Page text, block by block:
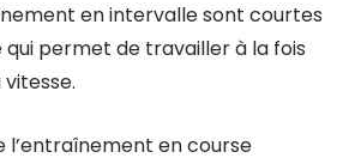
en intervalle sont courtes
qui permet de travailler à la fois
l’entraînement en course